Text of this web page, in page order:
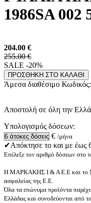
1986SA 002
204.00 €
255.00 €
SALE -20%
ΠΡΟΣΘΗΚΗ ΣΤΟ ΚΑΛΑΘΙ
Άμεσα διαθέσιμο Κωδικός:
Αποστολή σε όλη την
Υπολογισμός δόσεων:
€ /μήνα
✔Απόκτησε το και με έως
Επέλεξε τον αριθμό δόσεων στο
Η ΜΑΡΚΑΚΗΣ Ι & Α Ε.Ε και το
ασφαλείας της Ε.Ε.
Όλα τα επώνυμα προϊόντα
Ελλάδας και συνοδεύονται από